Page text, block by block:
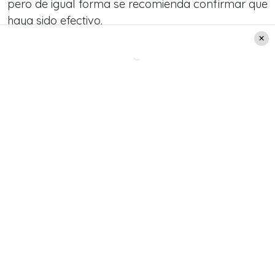
pero de igual forma se recomienda confirmar que
haya sido efectivo.